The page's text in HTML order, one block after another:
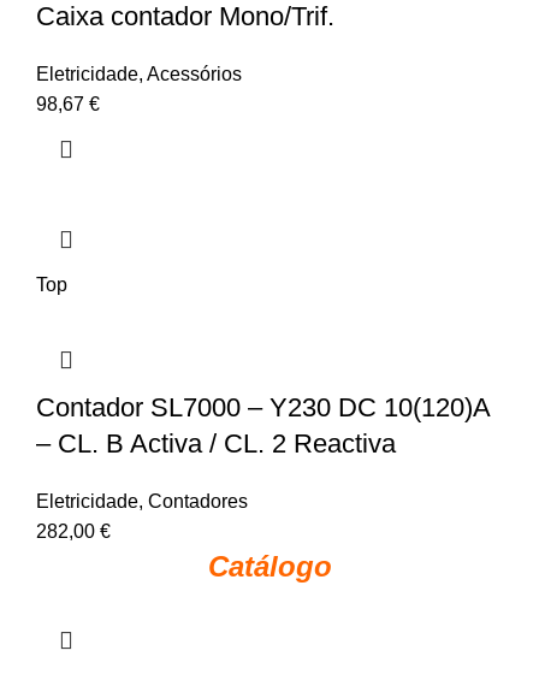
Caixa contador Mono/Trif.
Eletricidade, Acessórios
98,67 €
Top
Contador SL7000 – Y230 DC 10(120)A
– CL. B Activa / CL. 2 Reactiva
Eletricidade, Contadores
282,00 €
Catálogo